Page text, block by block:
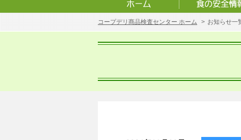
コープデリ商品検査センター ホーム お知らせ一